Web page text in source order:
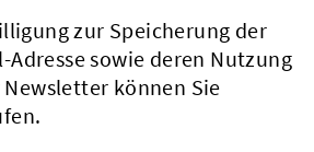
zur Speicherung der
Adresse sowie deren Nutzung
können Sie